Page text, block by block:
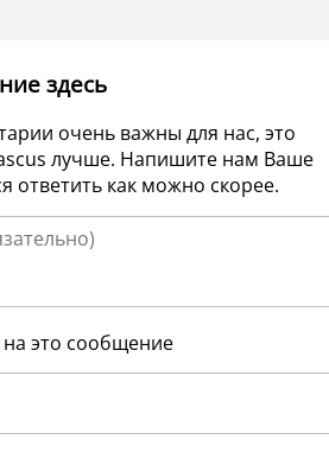
здесь
очень важны для нас, это
лучше. Напишите нам Ваше
ответить как можно скорее.
на это сообщение